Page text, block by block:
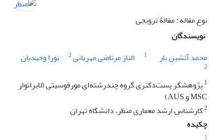
نوع مقاله : مقالۀ ترویجی
نویسندگان
محمد آتشین بار
1 الناز مرتاضی مهربانی2 نورا وحیدیان
2
1پژوهشگر پست‌دکتری گروه چندرشته‌ای مورفوسیتی (لابراتوار
MSC و AUS)
2کارشناس ارشد معماری منظر، دانشگاه تهران
چکیده